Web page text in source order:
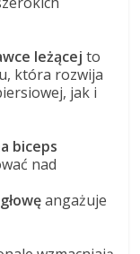
leżącej to
która rozwija
jak i
biceps
nad
angażuje